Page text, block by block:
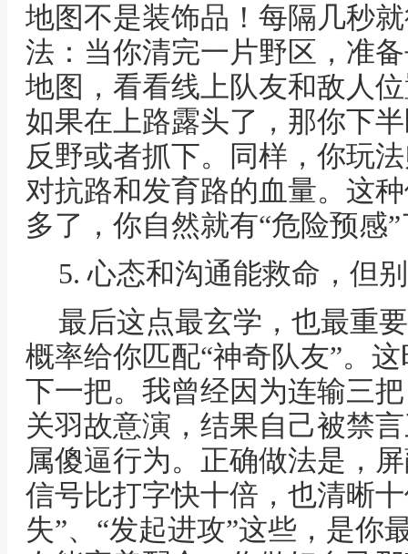
地图不是装饰品！每隔几秒
法：当你清完一片野区，准
地图，看看线上队友和敌人
如果在上路露头了，那你下
反野或者抓下。同样，你玩
对抗路和发育路的血量。这
多了，你自然就有“危险预感
5. 心态和沟通能救命，但
最后这点最玄学，也最重
概率给你匹配“神奇队友”。
下一把。我曾经因为连输三
关羽故意演，结果自己被禁
属傻逼行为。正确做法是，
信号比打字快十倍，也清晰
失”、“发起进攻”这些，是你